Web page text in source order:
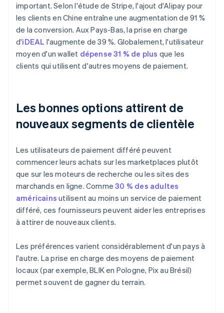
important. Selon l'étude de Stripe, l'ajout d'Alipay pour
les clients en Chine entraîne une augmentation de 91 %
de la conversion. Aux Pays-Bas, la prise en charge
d'iDEAL l'augmente de 39 %. Globalement, l'utilisateur
moyen d'un wallet dépense 31 % de plus que les
clients qui utilisent d'autres moyens de paiement.
Les bonnes options attirent de
nouveaux segments de clientèle
Les utilisateurs de paiement différé peuvent
commencer leurs achats sur les marketplaces plutôt
que sur les moteurs de recherche ou les sites des
marchands en ligne. Comme30 % des adultes
américains utilisent au moins un service de paiement
différé, ces fournisseurs peuvent aider les entreprises
à attirer de nouveaux clients.
Les préférences varient considérablement d'un pays à
l'autre. La prise en charge des moyens de paiement
locaux (par exemple, BLIK en Pologne, Pix au Brésil)
permet souvent de gagner du terrain.